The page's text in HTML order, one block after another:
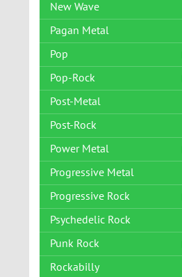
New Wave
Pagan Metal
Pop
Pop-Rock
Post-Metal
Post-Rock
Power Metal
Progressive Metal
Progressive Rock
Psychedelic Rock
Punk Rock
Rockabilly